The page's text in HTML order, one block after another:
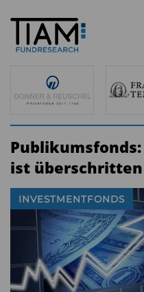
ist überschritten
INVESTMENTFONDS